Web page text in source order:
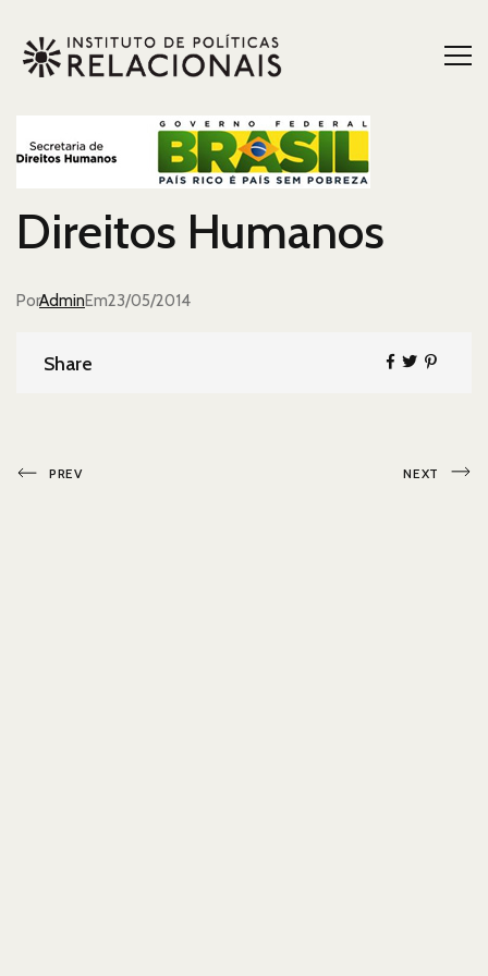
Direitos Humanos
PorAdminPostado
Em23/05/2014
Share
Share
Navegação
Post PREV
Próximo
NEXT